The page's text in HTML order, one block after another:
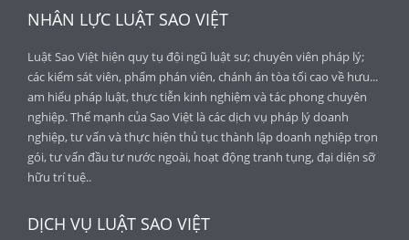
NHÂN LỰC LUẬT SAO VIỆT
Luật Sao Việt hiện quy tụ đội ngũ luật sư; chuyên viên pháp lý;
các kiểm sát viên, phẩm phán viên, chánh án tòa tối cao về hưu...
am hiểu pháp luật, thực tiễn kinh nghiệm và tác phong chuyên
nghiệp. Thế mạnh của Sao Việt là các dịch vụ pháp lý doanh
nghiệp, tư vấn và thực hiện thủ tục thành lập doanh nghiệp trọn
gói, tư vấn đầu tư nước ngoài, hoạt động tranh tụng, đại diện sỡ
hữu trí tuệ..
DỊCH VỤ LUẬT SAO VIỆT